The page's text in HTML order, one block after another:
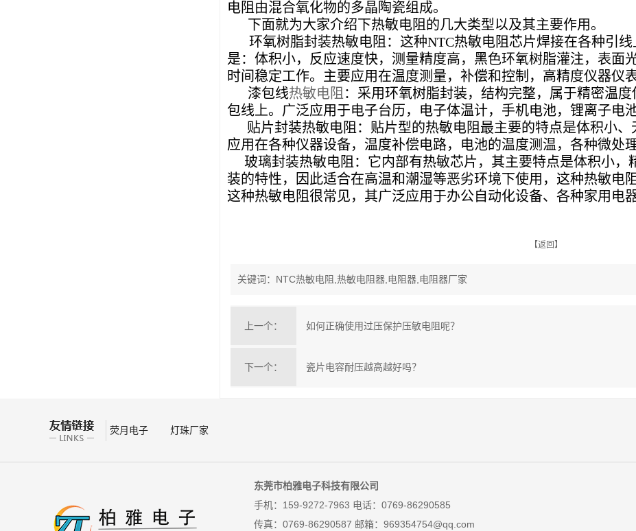
电阻由混合氧化物的多晶陶瓷组成。
下面就为大家介绍下热敏电阻的几大类型以及其主要作用。
环氧树脂封装热敏电阻 ：这种NTC热敏电阻芯片焊接在各种引
是：体积小，反应速度快，测量精度高，黑色环氧树脂灌注，表面
时间稳定工作。主要应用在温度测量，补偿和控制，高精度仪器仪表
漆包线热敏电阻 ：采用环氧树脂封装，结构完整，属于精密温
包线上。广泛应用于电子台历，电子体温计，手机电池，锂离子电
贴片封装热敏电阻：贴片型的热敏电阻最主要的特点是体积小、
应用在各种仪器设备，温度补偿电路，电池的温度测温，各种微处
玻璃封装热敏电阻：它内部有热敏芯片，其主要特点是体积小，
装的特性，因此适合在高温和潮湿等恶劣环境下使用，这种热敏电
这种热敏电阻很常见，其广泛应用于办公自动化设备、各种家用电
【返回】
关键词：NTC热敏电阻,热敏电阻器,电阻器,电阻器厂家
上一个： 如何正确使用过压保护压敏电阻呢？
下一个： 瓷片电容耐压越高越好吗？
荧月电子 灯珠厂家
东莞市柏雅电子科技有限公司
手机：159-9272-7963 电话：0769-86290585
传真： 0769-86290587 邮箱：969354754@qq.com